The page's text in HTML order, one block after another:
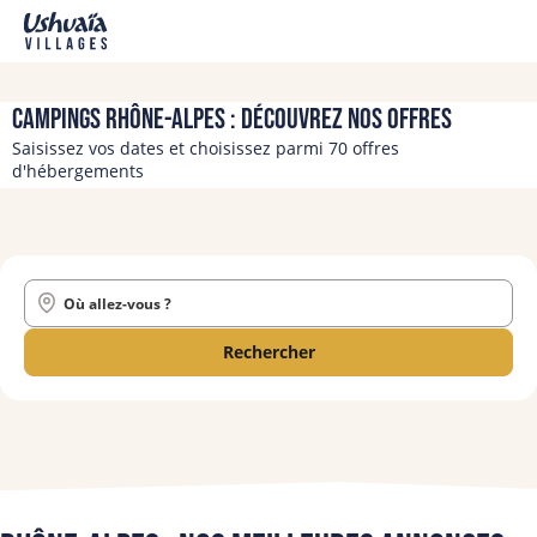
Campings Rhône-Alpes : découvrez nos offres
Saisissez vos dates et choisissez parmi 70 offres
d'hébergements
Où allez-vous ?
Rechercher